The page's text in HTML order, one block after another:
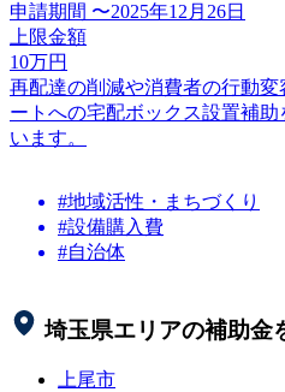
申請期間 〜2025年12月26日
上限金額
10万円
再配達の削減や消費者の行動
ートへの宅配ボックス設置補
います。
#地域活性・まちづくり
#設備購入費
#自治体
埼玉県エリアの補助金
上尾市